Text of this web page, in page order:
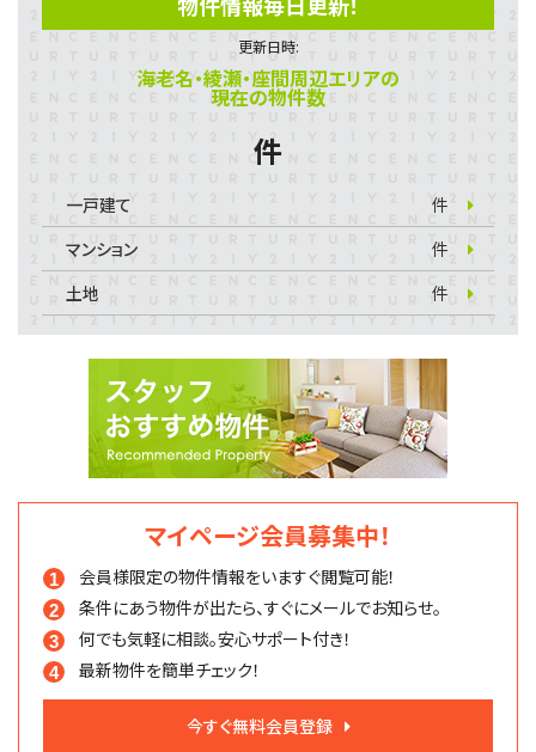
更新日時:
海老名・綾瀬・座間周辺エリアの
現在の物件数
件
一戸建て
件
マンション
件
土地
件
マイページ会員募集中！
会員様限定の物件情報をいますぐ閲覧可能！
条件にあう物件が出たら、すぐにメールでお知らせ。
何でも気軽に相談。安心サポート付き！
最新物件を簡単チェック！
今すぐ無料会員登録